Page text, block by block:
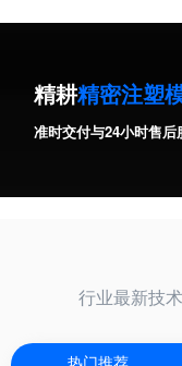
精耕精密注塑
准时交付与24小时售后
行业最新技
热门推荐